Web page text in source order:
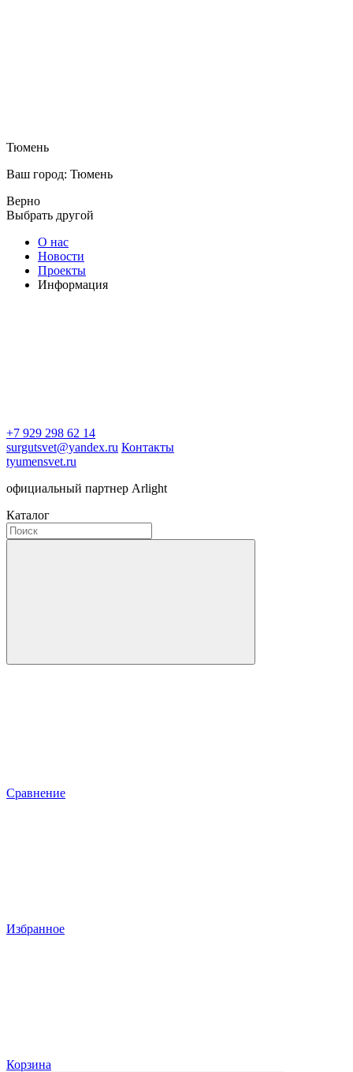
Тюмень
Ваш город: Тюмень
Верно
Выбрать другой
О нас
Новости
Проекты
Информация
+7 929 298 62 14
surgutsvet@yandex.ru Контакты
tyumensvet.ru
официальный партнер Arlight
Каталог
Сравнение
Избранное
Корзина